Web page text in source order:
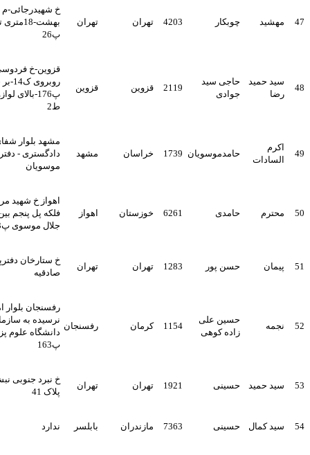
چوبکار 4203 تهران تهران
خ شهیدرجائی-م
بهشت-18متری تختی-ک 25-
حاجی سید
جوادی
2119 قزوین قزوین
قزوین-خ فردوسی جنوبی-
روبروی ک14-بر خیابان-
پ176-بالای لوازو پردیس-
حامدموسویان 1739 خراسان مشهد
مشهد بلوار شفائ مقابل
دادگستری - دفتر کارشناسی
حامدی 6261 خوزستان اهواز
اهواز خ شهید مریدی بعد از
فلکه پل پنجم بین نظری پور
جلال موسوی پ23
حسن پور 1283 تهران تهران
خ ستارخان دفترپستی
صادقیه
زاده کوهی
1154 کرمان رفسنجان
رفسنجان بلوار امام علی
نرسیده به سازمان مرکزی
دانشگاه علوم پزشکی
حسینی 1921 تهران تهران
خ نبرد جنوبی نبش خ زمزم
پلاک 41
حسینی 7363 مازندران بابلسر ندارد